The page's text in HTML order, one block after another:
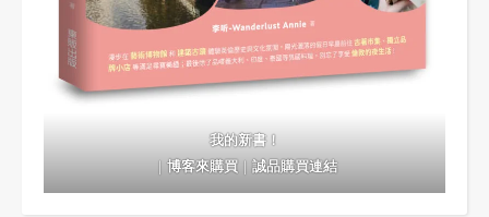
我的新書！
｜博客來購買｜誠品購買連結